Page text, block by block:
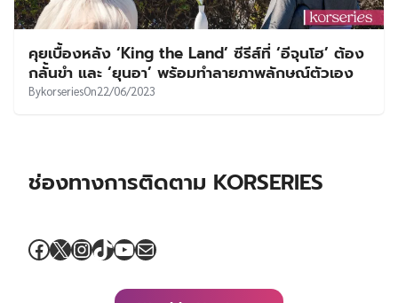
คุยเบื้องหลัง ‘King the Land’ ซีรีส์ที่ ‘อีจุนโฮ’ ต้อง
กลั้นขำ และ ‘ยุนอา’ พร้อมทำลายภาพลักษณ์ตัวเอง
BykorseriesOn22/06/2023
ช่องทางการติดตาม KORSERIES
Facebook
X Instagram
TikTok
YouTube
Mail